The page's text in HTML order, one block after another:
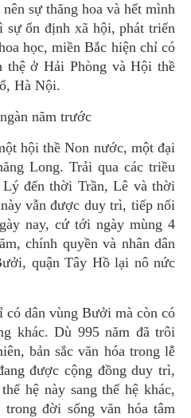
sự thăng hoa và hết mình
sự ổn định xã hội, phát triển
học, miền Bắc hiện chỉ có
ở Hải Phòng và Hội thề
Hà Nội.
năm trước
hội thề Non nước, một đại
Long. Trải qua các triều
đến thời Trần, Lê và thời
vẫn được duy trì, tiếp nối
nay, cứ tới ngày mùng 4
chính quyền và nhân dân
quận Tây Hồ lại nô nức
có dân vùng Bưởi mà còn có
khác. Dù 995 năm đã trôi
bản sắc văn hóa trong lễ
được cộng đồng duy trì,
hệ này sang thế hệ khác,
đời sống văn hóa tâm